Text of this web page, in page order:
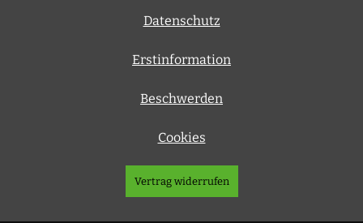
Datenschutz
Erstinformation
Beschwerden
Cookies
Vertrag widerrufen